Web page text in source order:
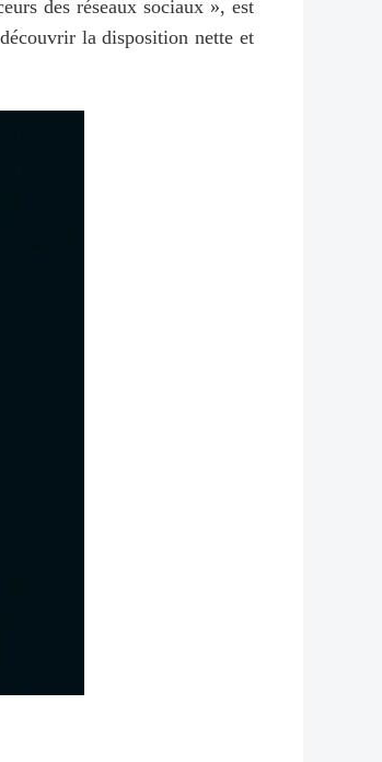
des réseaux sociaux », est
la disposition nette et